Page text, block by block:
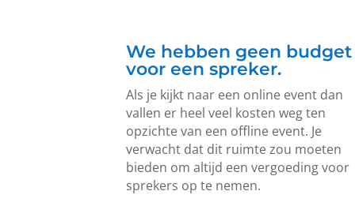
We hebben geen budget
voor een spreker.
Als je kijkt naar een online event dan
vallen er heel veel kosten weg ten
opzichte van een offline event. Je
verwacht dat dit ruimte zou moeten
bieden om altijd een vergoeding voor
sprekers op te nemen.